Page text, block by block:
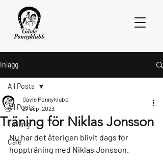
Inlägg
All Posts
Tävling
Cafe
All Posts
Träning för Niklas Jonsson
Gävle Ponnyklubb
27 sep. 2023
Nu har det återigen blivit dags för
hoppträning med Niklas Jonsson.